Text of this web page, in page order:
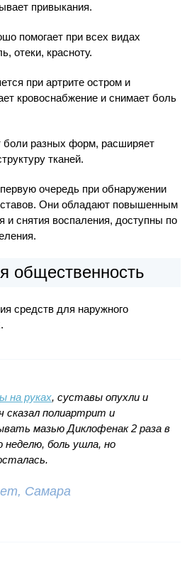
привыкания.
помогает при всех видах
отеки, красноту.
при артрите остром и
кровоснабжение и снимает боль
боли разных форм, расширяет
тканей.
очередь при обнаружении
Они обладают повышенным
снятия воспаления, доступны по
общественность
средств для наружного
на руках, суставы опухли и
сказал полиартрит и
мазью Диклофенак 2 раза в
боль ушла, но
Самара